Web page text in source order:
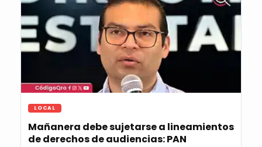
LOCAL
Mañanera debe sujetarse a lineamientos
de derechos de audiencias: PAN